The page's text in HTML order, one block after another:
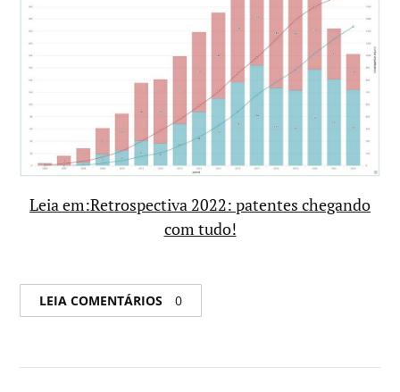
Leia em:Retrospectiva 2022: patentes chegando
com tudo!
LEIA COMENTÁRIOS 0